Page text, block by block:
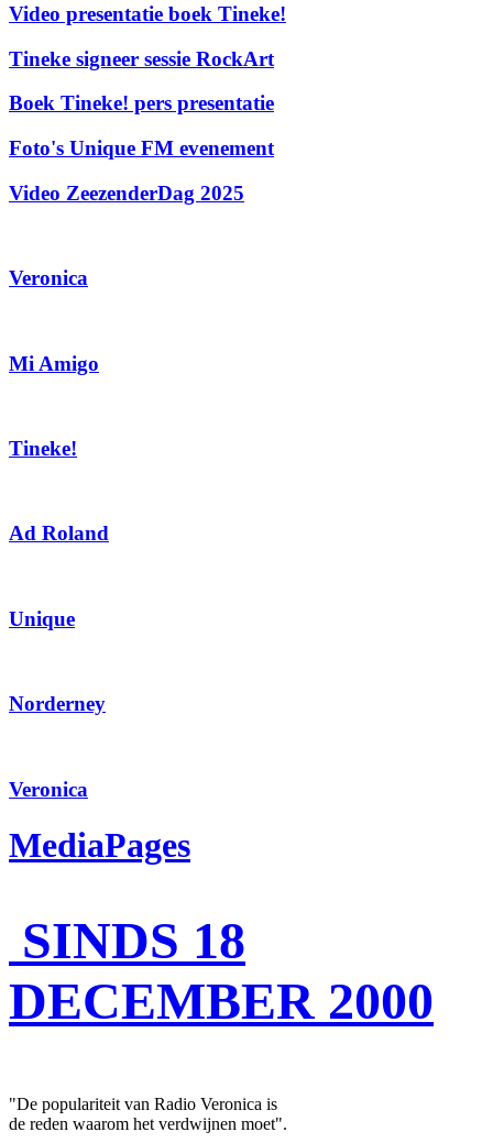
Video presentatie boek Tineke!
Tineke signeer sessie RockArt
Boek Tineke! pers presentatie
Foto's Unique FM evenement
Video ZeezenderDag 2025
Veronica
Mi Amigo
Tineke!
Ad Roland
Unique
Norderney
Veronica
MediaPages
SINDS 18
DECEMBER 2000
"De populariteit van Radio Veronica is
de reden waarom het verdwijnen moet".